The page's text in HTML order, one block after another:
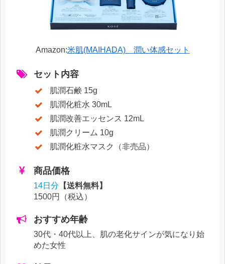
Amazon:米肌(MAIHADA) 潤い体感セット
セット内容
肌潤石鹸 15g
肌潤化粧水 30mL
肌潤改善エッセンス 12mL
肌潤クリーム 10g
肌潤化粧水マスク（非売品）
商品価格
14日分 【送料無料】
1500円
（税込）
おすすめ年齢
30代・40代以上、肌の老化サインが気になり始
めた女性